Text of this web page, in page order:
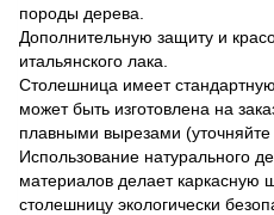
породы дерева.
Дополнительную защиту и
итальянского лака.
Столешница имеет
может быть изготовлена на
плавными вырезами (уточняйте
Использование натурального
материалов делает каркасную
столешницу экологически